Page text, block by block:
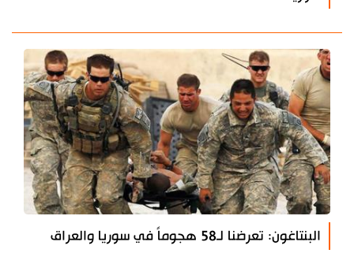
البنتاغون: تعرضنا لـ58 هجوماً في سوريا والعراق